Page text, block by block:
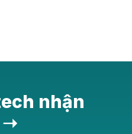
nhận
➝